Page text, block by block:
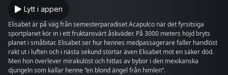
Lytt i appen
Elisabet är på väg från semesterparadiset Acapulco när det fyrsitsiga
sportplanet kör in i ett fruktansvärt åskväder. På 3000 meters höjd bryts
planet i småbitar. Elisabet ser hur hennes medpassagerare faller handlöst
rakt ut i luften och i nästa sekund störtar även Elisabet mot en säker död.
Men hon överlever mirakulöst och hittas av bybor i den mexikanska
djungeln som kallar henne ”en blond ängel från himlen”.